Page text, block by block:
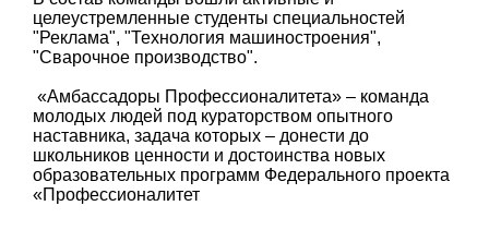
целеустремленные студенты специальностей
"Реклама", "Технология машиностроения",
"Сварочное производство".
«Амбассадоры Профессионалитета» – команда
молодых людей под кураторством опытного
наставника, задача которых – донести до
школьников ценности и достоинства новых
образовательных программ Федерального проекта
«Профессионалитет